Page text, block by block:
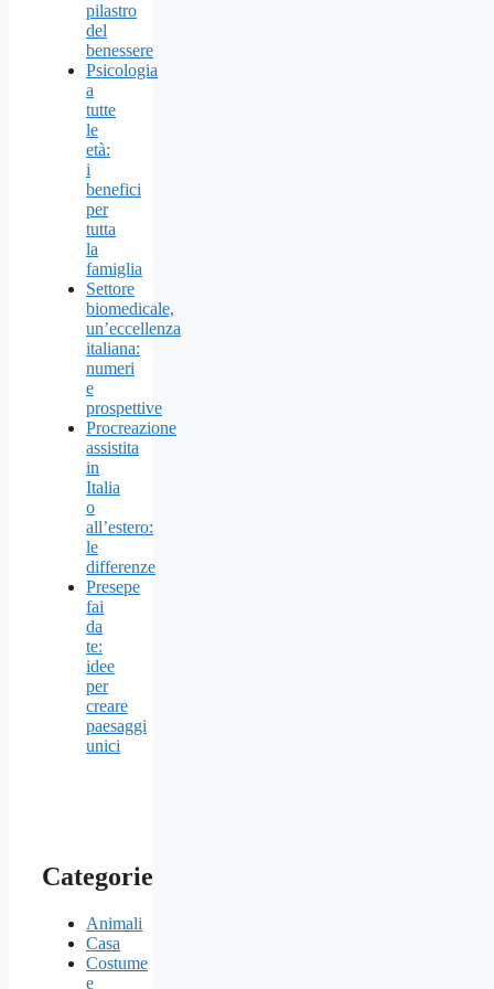
pilastro
del
benessere
Psicologia
a
tutte
le
età:
i
benefici
per
tutta
la
famiglia
Settore
biomedicale,
un’eccellenza
italiana:
numeri
e
prospettive
Procreazione
assistita
in
Italia
o
all’estero:
le
differenze
Presepe
fai
da
te:
idee
per
creare
paesaggi
unici
Categorie
Animali
Casa
Costume
e